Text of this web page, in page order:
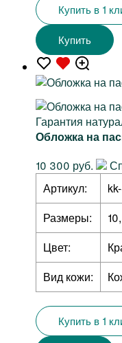
Купить в 1
Купить
Гарантия
Обложка на
10 300 руб.
Артикул:
Размеры:
Цвет:
Вид кожи:
Купить в 1